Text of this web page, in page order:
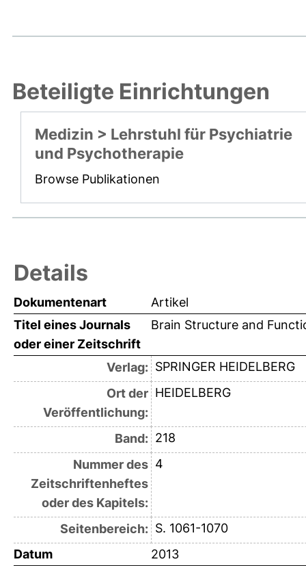
Beteiligte Einrichtungen
Medizin > Lehrstuhl für Psychiatrie
und Psychotherapie
Browse Publikationen
Details
Dokumentenart
Artikel
Titel eines Journals
oder einer Zeitschrift
Brain Structure and
Verlag: SPRINGER HEIDELBERG
Ort der
Veröffentlichung:
HEIDELBERG
Band: 218
Nummer des
Zeitschriftenheftes
oder des Kapitels:
4
Seitenbereich: S. 1061-1070
Datum
2013